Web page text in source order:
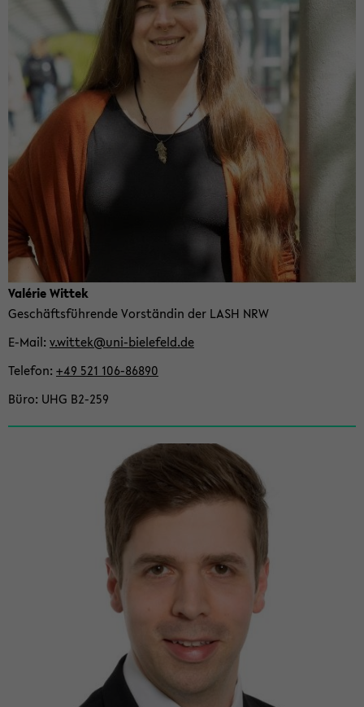
Valérie Wit­tek
Ge­schäfts­füh­ren­de Vor­stän­din der LASH NRW
E-​Mail v.wit­tek@uni-​bielefeld.de
Te­le­fon +49 521 106-​86890
Büro UHG B2-​259